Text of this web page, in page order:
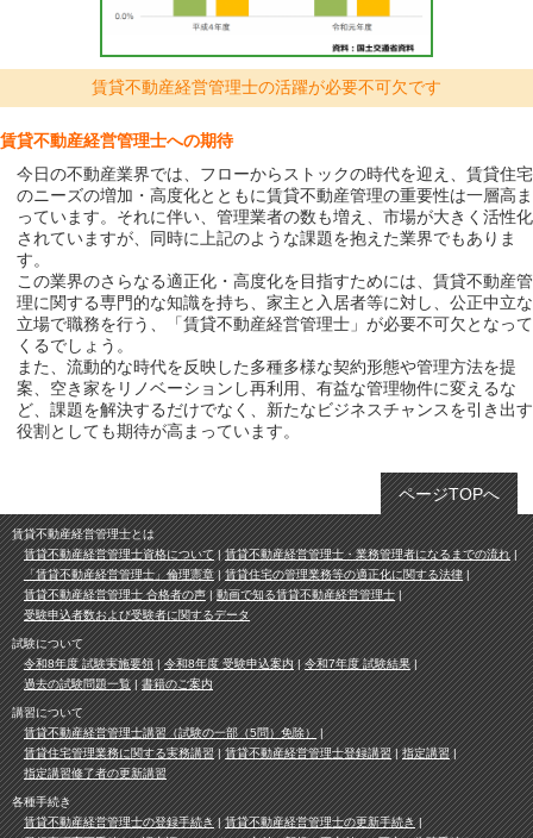
賃貸不動産経営管理士の活躍が必要不可欠です
賃貸不動産経営管理士への期待
今日の不動産業界では、フローからストックの時代を迎え、賃貸住宅
のニーズの増加・高度化とともに賃貸不動産管理の重要性は一層高ま
っています。それに伴い、管理業者の数も増え、市場が大きく活性化
されていますが、同時に上記のような課題を抱えた業界でもありま
す。
この業界のさらなる適正化・高度化を目指すためには、賃貸不動産管
理に関する専門的な知識を持ち、家主と入居者等に対し、公正中立な
立場で職務を行う、「賃貸不動産経営管理士」が必要不可欠となって
くるでしょう。
また、流動的な時代を反映した多種多様な契約形態や管理方法を提
案、空き家をリノベーションし再利用、有益な管理物件に変えるな
ど、課題を解決するだけでなく、新たなビジネスチャンスを引き出す
役割としても期待が高まっています。
ページTOPへ
賃貸不動産経営管理士とは
賃貸不動産経営管理士資格について
賃貸不動産経営管理士・業務管理者になるまでの流れ
「賃貸不動産経営管理士」倫理憲章
賃貸住宅の管理業務等の適正化に関する法律
賃貸不動産経営管理士 合格者の声
動画で知る賃貸不動産経営管理士
受験申込者数および受験者に関するデータ
試験について
令和8年度 試験実施要領
令和8年度 受験申込案内
令和7年度 試験結果
過去の試験問題一覧
書籍のご案内
講習について
賃貸不動産経営管理士講習（試験の一部（5問）免除）
賃貸住宅管理業務に関する実務講習
賃貸不動産経営管理士登録講習
指定講習
指定講習修了者の更新講習
各種手続き
賃貸不動産経営管理士の登録手続き
賃貸不動産経営管理士の更新手続き